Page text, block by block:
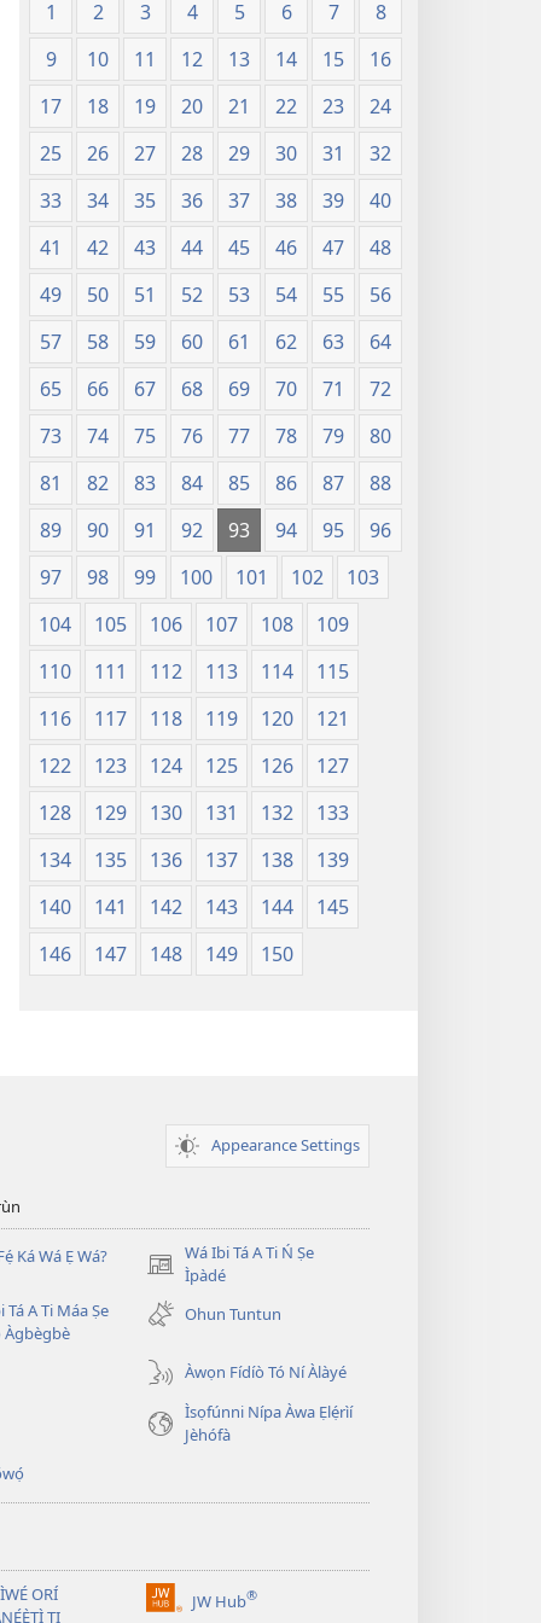
1 2 3 4 5 6 7
8
9
10 11 12 13 14 15
16
17
18 19 20 21 22 23
24
25
26 27 28 29 30 31
32
33
34 35 36 37 38 39
40
41
42 43 44 45 46 47
48
49
50 51 52 53 54 55
56
57
58 59 60 61 62 63
64
65
66 67 68 69 70 71
72
73
74 75 76 77 78 79
80
81
82 83 84 85 86 87
88
89
90 91 92 93 94 95
96
97
98 99 100 101 102
103
104
105 106 107 108
109
110
111 112 113 114
115
116
117 118 119 120
121
122
123 124 125 126
127
128
129 130 131 132
133
134
135 136 137 138
139
140
141 142 143 144
145
146
147 148 149 150
Appearance Settings
Ká Wá Ẹ Wá?
Wá Ibi Tá A Ti Ń Ṣe
Ìpàdé
(opens
new
window)
Tá A Ti Máa Ṣe
Àgbègbè
Ohun Tuntun
Àwọn Fídíò Tó Ní Àlàyé
Ìsọfúnni Nípa Àwa Ẹlẹ́rìí
Jèhófà
ORÍ
TI
JW Hub®
(opens